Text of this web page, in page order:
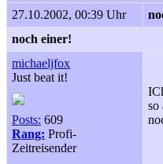
27.10.2002, 00:39 Uhr
noch einer!
michaeljfox
Just beat it!
Posts: 609
Rang: Profi-
Zeitreisender
so